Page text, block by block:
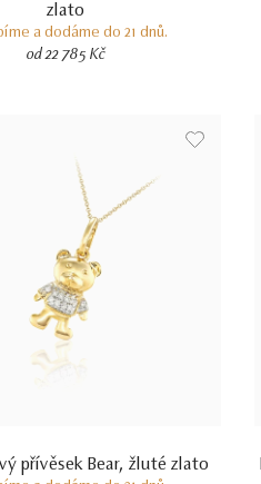
zlato
a dodáme do 21 dnů.
od 22 785 Kč
přívěsek Bear, žluté zlato